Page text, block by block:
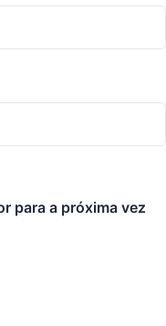
para a próxima vez